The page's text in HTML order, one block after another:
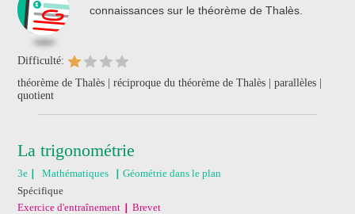
connaissances sur le théorème de Thalès.
Difficulté:
théorème de Thalès | réciproque du théorème de Thalès | parallèles |
quotient
La trigonométrie
3e Mathématiques
Géométrie dans le plan
Spécifique
Exercice d'entraînement
Brevet